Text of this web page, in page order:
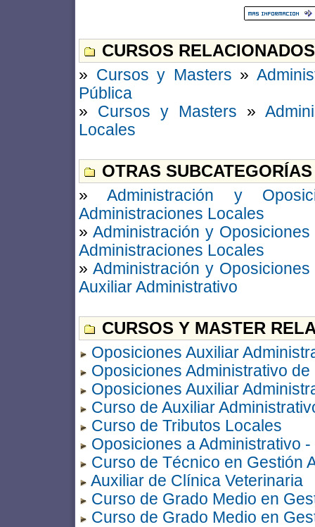
CURSOS
» Cursos y Masters »
Pública
» Cursos y Masters »
Locales
OTRAS
»Administración y
Administraciones Locales
»Administración y Oposiciones
Administraciones Locales
»Administración y Oposiciones
Auxiliar Administrativo
CURSOS Y MASTER
Oposiciones Auxiliar
Oposiciones Administrativo
Oposiciones Auxiliar
Curso de Auxiliar
Curso de Tributos Locales
Oposiciones a Administrativo
Curso de Técnico en Gestión
Auxiliar de Clínica Veterinaria
Curso de Grado Medio en
Curso de Grado Medio en